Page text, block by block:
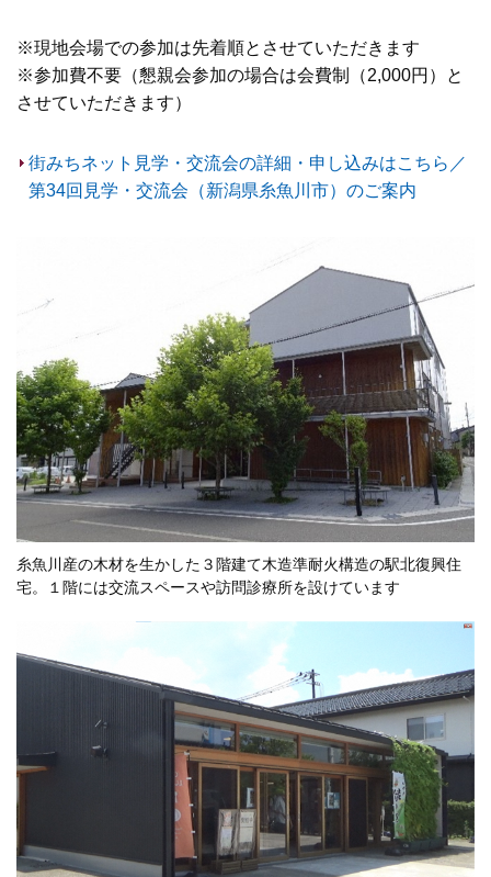
※現地会場での参加は先着順とさせていただきます
※参加費不要（懇親会参加の場合は会費制（2,000円）と
させていただきます）
街みちネット見学・交流会の詳細・申し込みはこちら／
第34回見学・交流会（新潟県糸魚川市）のご案内
糸魚川産の木材を生かした３階建て木造準耐火構造の駅北復興住
宅。１階には交流スペースや訪問診療所を設けています